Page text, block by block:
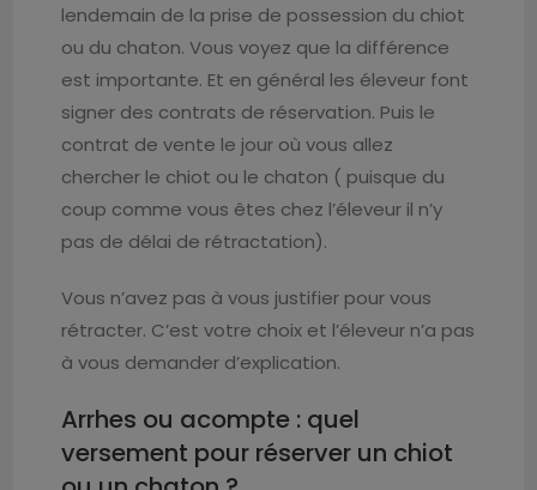
lendemain de la prise de possession du chiot
ou du chaton. Vous voyez que la différence
est importante. Et en général les éleveur font
signer des contrats de réservation. Puis le
contrat de vente le jour où vous allez
chercher le chiot ou le chaton ( puisque du
coup comme vous êtes chez l’éleveur il n’y
pas de délai de rétractation).
Vous n’avez pas à vous justifier pour vous
rétracter. C’est votre choix et l’éleveur n’a pas
à vous demander d’explication.
Arrhes ou acompte : quel
versement pour réserver un chiot